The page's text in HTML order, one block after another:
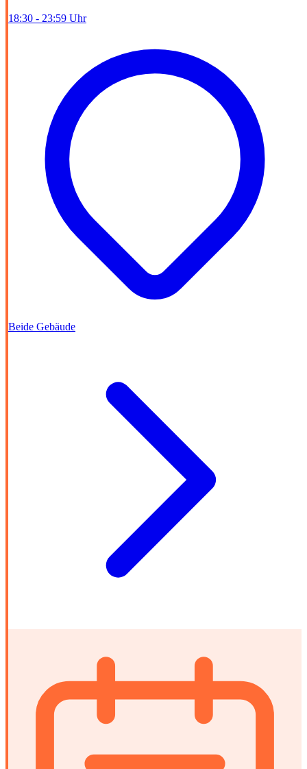
18:30 - 23:59 Uhr
Beide Gebäude